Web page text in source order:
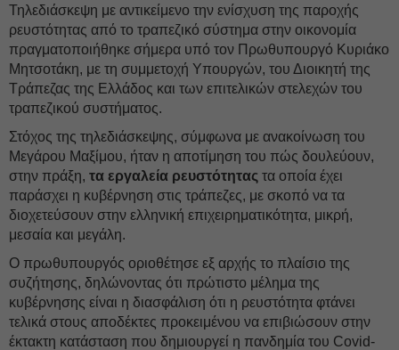
Τηλεδιάσκεψη με αντικείμενο την ενίσχυση της παροχής
ρευστότητας από το τραπεζικό σύστημα στην οικονομία
πραγματοποιήθηκε σήμερα υπό τον Πρωθυπουργό Κυριάκο
Μητσοτάκη, με τη συμμετοχή Υπουργών, του Διοικητή της
Τράπεζας της Ελλάδος και των επιτελικών στελεχών του
τραπεζικού συστήματος.
Στόχος της τηλεδιάσκεψης, σύμφωνα με ανακοίνωση του
Μεγάρου Μαξίμου, ήταν η αποτίμηση του πώς δουλεύουν,
στην πράξη, τα εργαλεία ρευστότητας τα οποία έχει
παράσχει η κυβέρνηση στις τράπεζες, με σκοπό να τα
διοχετεύσουν στην ελληνική επιχειρηματικότητα, μικρή,
μεσαία και μεγάλη.
Ο πρωθυπουργός οριοθέτησε εξ αρχής το πλαίσιο της
συζήτησης, δηλώνοντας ότι πρώτιστο μέλημα της
κυβέρνησης είναι η διασφάλιση ότι η ρευστότητα φτάνει
τελικά στους αποδέκτες προκειμένου να επιβιώσουν στην
έκτακτη κατάσταση που δημιουργεί η πανδημία του Covid-